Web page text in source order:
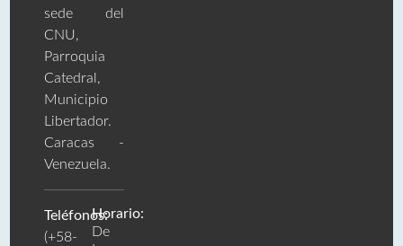
sede del
CNU,
Parroquia
Catedral,
Municipio
Libertador.
Caracas -
Venezuela.
Teléfonos:
(+58-
Horario:
De